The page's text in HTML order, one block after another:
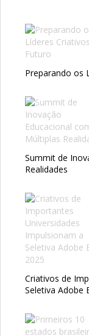
Preparando os
Summit de
Realidades
Criativos de
Seletiva Adobe